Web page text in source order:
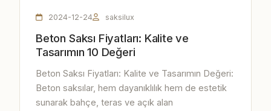
2024-12-24 saksilux
Beton Saksı Fiyatları: Kalite ve
Tasarımın 10 Değeri
Beton Saksı Fiyatları: Kalite ve Tasarımın Değeri:
Beton saksılar, hem dayanıklılık hem de estetik
sunarak bahçe, teras ve açık alan